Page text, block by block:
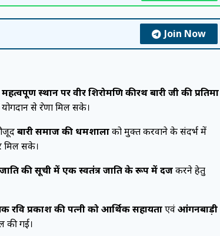
Join Now
स्थान पर वीर शिरोमणि कीरथ बारी जी की प्रतिमा
से प्रेरणा मिल सके।
बारी समाज की धर्मशालाको मुक्त करवाने के संदर्भ में
मिल सके।
की सूची में एक स्वतंत्र जाति के रूप में दर्जकरने हेतु
रवि प्रकाश की पत्नी को आर्थिक सहायताएवंआंगनबाड़ी
की गई।